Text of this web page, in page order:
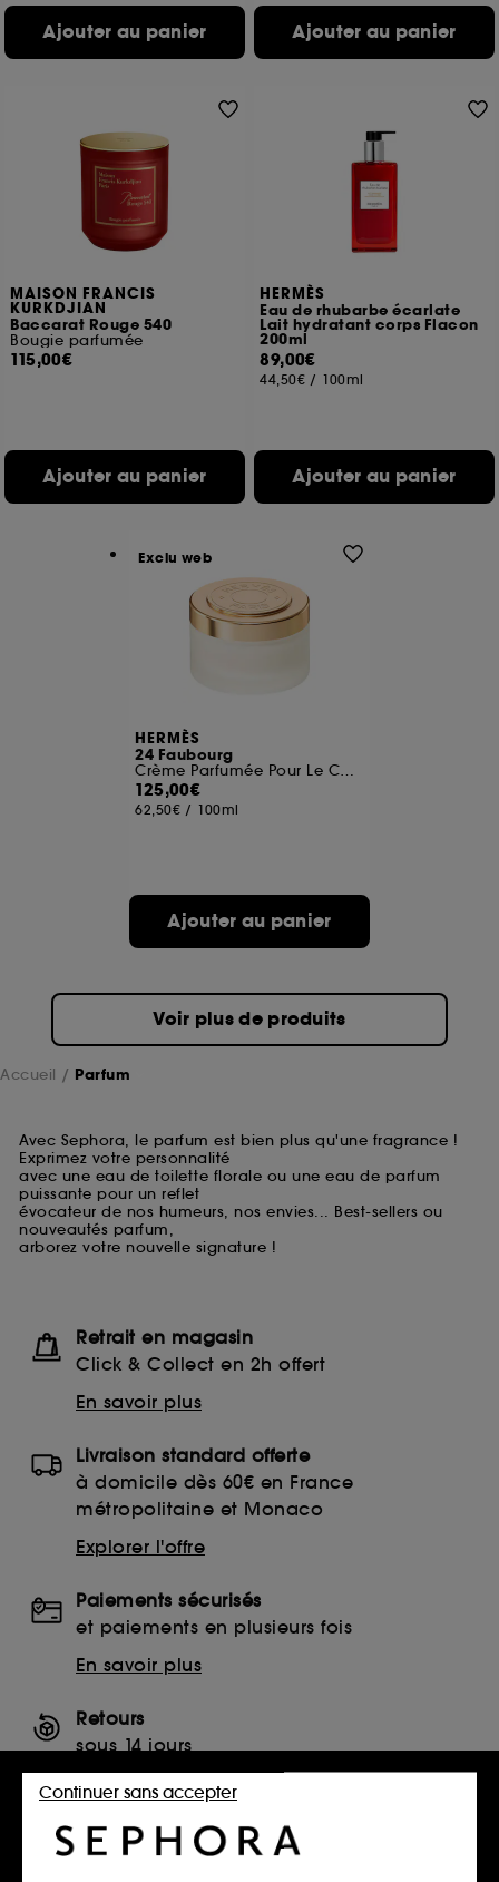
Ajouter au panier Ajouter au panier
MAISON FRANCIS
KURKDJIAN
Baccarat Rouge 540
Bougie parfumée
115,00€
Ajouter au panier
HERMÈS
Eau de rhubarbe écarlate
Lait hydratant corps Flacon
200ml
89,00€
44,50€ / 100ml
Ajouter au panier
HERMÈS
24 Faubourg
Crème Parfumée Pour Le Corps
125,00€
62,50€ / 100ml
Ajouter au panier
Exclu web
Voir plus de produits
Accueil Parfum
Avec Sephora, le parfum est bien plus qu'une fragrance !
Exprimez votre personnalité
avec une eau de toilette florale ou une eau de parfum
puissante pour un reflet
évocateur de nos humeurs, nos envies... Best-sellers ou
nouveautés parfum,
arborez votre nouvelle signature !
Retrait en magasin
Click & Collect en 2h offert
En savoir plus
Livraison standard offerte
à domicile dès 60€ en France
métropolitaine et Monaco
Explorer l'offre
Paiements sécurisés
et paiements en plusieurs fois
En savoir plus
Retours
sous 14 jours
Retourner mon article
SERVICES, CONTACT ET CONDITIONS DES OFFRES
Continuer sans accepter